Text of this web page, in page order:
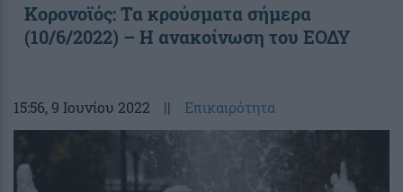
Κορονοϊός: Τα κρούσματα σήμερα
(10/6/2022) – Η ανακοίνωση του ΕΟΔΥ
15:56, 9 Ιουνίου 2022 || Επικαιρότητα